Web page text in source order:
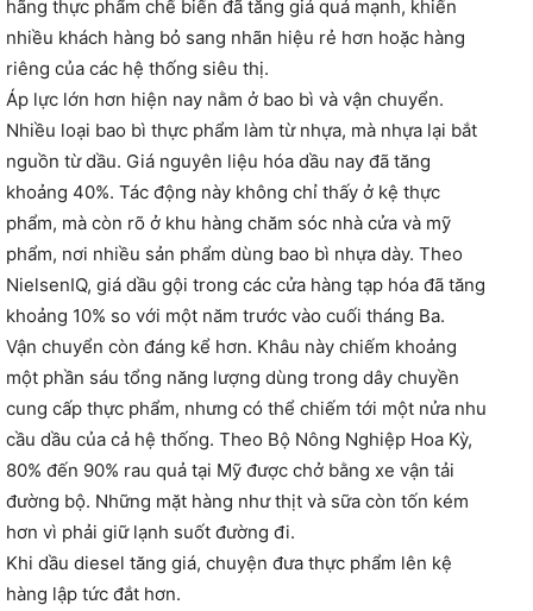
hãng thực phẩm chế biến đã tăng giá quá mạnh, khiến
nhiều khách hàng bỏ sang nhãn hiệu rẻ hơn hoặc hàng
riêng của các hệ thống siêu thị.
Áp lực lớn hơn hiện nay nằm ở bao bì và vận chuyển.
Nhiều loại bao bì thực phẩm làm từ nhựa, mà nhựa lại bắt
nguồn từ dầu. Giá nguyên liệu hóa dầu nay đã tăng
khoảng 40%. Tác động này không chỉ thấy ở kệ thực
phẩm, mà còn rõ ở khu hàng chăm sóc nhà cửa và mỹ
phẩm, nơi nhiều sản phẩm dùng bao bì nhựa dày. Theo
NielsenIQ, giá dầu gội trong các cửa hàng tạp hóa đã tăng
khoảng 10% so với một năm trước vào cuối tháng Ba.
Vận chuyển còn đáng kể hơn. Khâu này chiếm khoảng
một phần sáu tổng năng lượng dùng trong dây chuyền
cung cấp thực phẩm, nhưng có thể chiếm tới một nửa nhu
cầu dầu của cả hệ thống. Theo Bộ Nông Nghiệp Hoa Kỳ,
80% đến 90% rau quả tại Mỹ được chở bằng xe vận tải
đường bộ. Những mặt hàng như thịt và sữa còn tốn kém
hơn vì phải giữ lạnh suốt đường đi.
Khi dầu diesel tăng giá, chuyện đưa thực phẩm lên kệ
hàng lập tức đắt hơn.